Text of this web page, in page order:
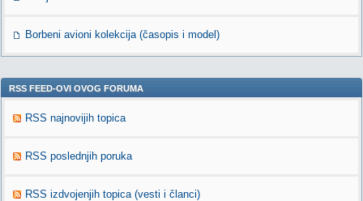
Borbeni avioni kolekcija (časopis i model)
RSS FEED-OVI OVOG FORUMA
RSS najnovijih topica
RSS poslednjih poruka
RSS izdvojenjih topica (vesti i članci)